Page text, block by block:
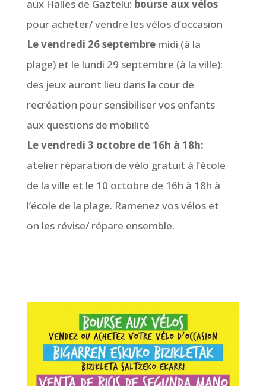
aux Halles de Gaztelu: bourse aux vélos
pour acheter/ vendre les vélos d’occasion
Le vendredi 26 septembremidi (à la
plage) et le lundi 29 septembre (à la ville):
des jeux auront lieu dans la cour de
recréation pour sensibiliser vos enfants
aux questions de mobilité
Le vendredi 3 octobre de 16h à 18h:
atelier réparation de vélo gratuit à l’école
de la ville et le 10 octobre de 16h à 18h à
l’école de la plage. Ramenez vos vélos et
on les révise/ répare ensemble.